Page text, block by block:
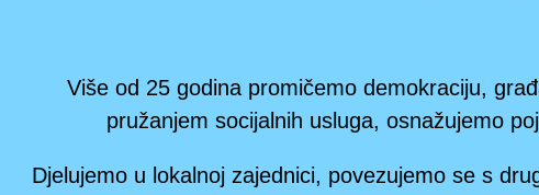
Više od 25 godina promičemo demokraciju,
pružanjem socijalnih usluga, osnažujemo
Djelujemo u lokalnoj zajednici, povezujemo se s